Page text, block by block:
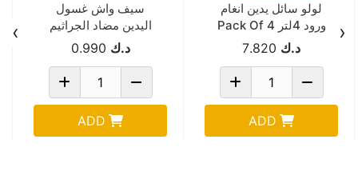
لولو سائل يدين انغام
ورود 4لتر Pack Of 4
د.ك 7.820
ADD
سيف واش غسول
اليدين مضاد الجراثيم
Pack Of 3
د.ك 0.990
ADD
‹
›